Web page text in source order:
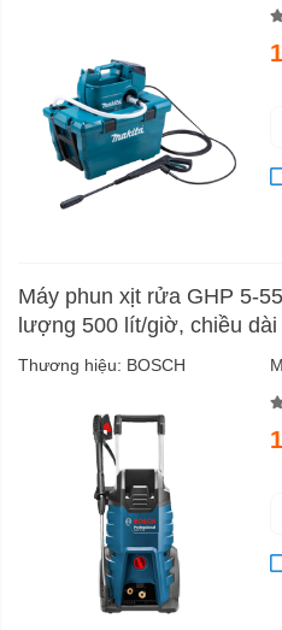
Máy phun xịt rửa GHP 5-
lượng 500 lít/giờ, chiều dài
Thương hiệu: BOSCH